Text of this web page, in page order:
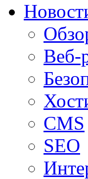
Веб-
CMS
SEO